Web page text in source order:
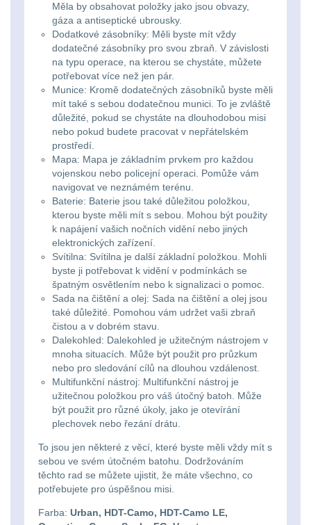
Montáže pro svítilny
Boční montáže11
Adaptéry a risery38
Montáže pro optiku
Montáže na hlaveň3
Předpažbí55
Pažby51
Raily, lišty, krytky 66
Přední taktické
rukojeti50
Mechanická mířidla
Pistolové rukojeti20
Dvojnožky39
Príslušenstvo18
Měla by obsahovat položky jako jsou obvazy,
gáza a antiseptické ubrousky.
Dodatkové zásobníky: Měli byste mít vždy
dodatečné zásobníky pro svou zbraň. V závislosti
na typu operace, na kterou se chystáte, můžete
potřebovat více než jen pár.
Munice: Kromě dodatečných zásobníků byste měli
mít také s sebou dodatečnou munici. To je zvláště
důležité, pokud se chystáte na dlouhodobou misi
nebo pokud budete pracovat v nepřátelském
prostředí.
Mapa: Mapa je základním prvkem pro každou
vojenskou nebo policejní operaci. Pomůže vám
navigovat ve neznámém terénu.
Baterie: Baterie jsou také důležitou položkou,
kterou byste měli mít s sebou. Mohou být použity
k napájení vašich nočních vidění nebo jiných
elektronických zařízení.
Svítilna: Svítilna je další základní položkou. Mohli
byste ji potřebovat k vidění v podmínkách se
špatným osvětlením nebo k signalizaci o pomoc.
Sada na čištění a olej: Sada na čištění a olej jsou
také důležité. Pomohou vám udržet vaši zbraň
čistou a v dobrém stavu.
Dalekohled: Dalekohled je užitečným nástrojem v
mnoha situacích. Může být použit pro průzkum
nebo pro sledování cílů na dlouhou vzdálenost.
Multifunkční nástroj: Multifunkční nástroj je
užitečnou položkou pro váš útočný batoh. Může
být použit pro různé úkoly, jako je otevírání
plechovek nebo řezání drátu.
To jsou jen některé z věcí, které byste měli vždy mít s
sebou ve svém útočném batohu. Dodržováním
těchto rad se můžete ujistit, že máte všechno, co
potřebujete pro úspěšnou misi.
Farba: Urban, HDT-Camo, HDT-Camo LE,